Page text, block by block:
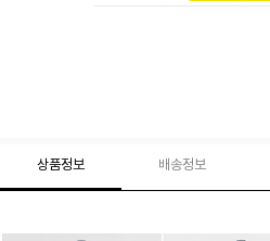
상품정보 배송정보